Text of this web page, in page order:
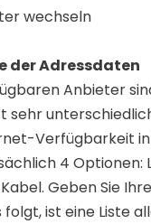
wechseln
der Adressdaten
Anbieter
sehr
Verfügbarkeit in
4 Optionen:
Kabel. Geben Sie
folgt, ist eine Liste